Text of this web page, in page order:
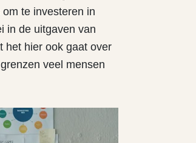
te investeren in
in de uitgaven van
het hier ook gaat over
veel mensen